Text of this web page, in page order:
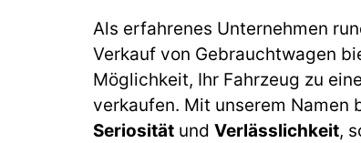
Als erfahrenes Unternehmen
Verkauf von Gebrauchtwagen
Möglichkeit, Ihr Fahrzeug zu
verkaufen. Mit unserem Namen
Seriosität und Verlässlichkeit,